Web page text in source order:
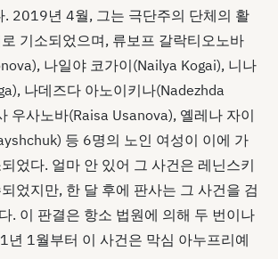
. 2019년 4월, 그는 극단주의 단체의 활
기소되었으며, 류보프 갈락티오노바
나일야 코가이(Nailya Kogai), 니나
나데즈다 아노이키나(Nadezhda
우사노바(Raisa Usanova), 옐레나 자이
등 6명의 노인 여성이 이에 가
었다. 얼마 안 있어 그 사건은 레닌스키
었지만, 한 달 후에 판사는 그 사건을 검
. 이 판결은 항소 법원에 의해 두 번이나
년 1월부터 이 사건은 막심 아누프리예